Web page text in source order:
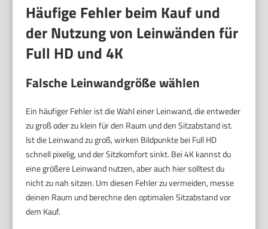
Häufige Fehler beim Kauf und
der Nutzung von Leinwänden für
Full HD und 4K
Falsche Leinwandgröße wählen
Ein häufiger Fehler ist die Wahl einer Leinwand, die entweder
zu groß oder zu klein für den Raum und den Sitzabstand ist.
Ist die Leinwand zu groß, wirken Bildpunkte bei Full HD
schnell pixelig, und der Sitzkomfort sinkt. Bei 4K kannst du
eine größere Leinwand nutzen, aber auch hier solltest du
nicht zu nah sitzen. Um diesen Fehler zu vermeiden, messe
deinen Raum und berechne den optimalen Sitzabstand vor
dem Kauf.